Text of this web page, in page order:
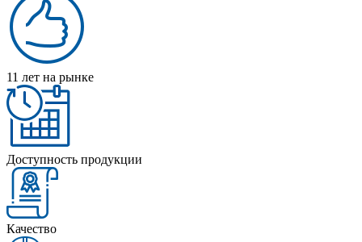
11 лет на рынке
Доступность продукции
Качество